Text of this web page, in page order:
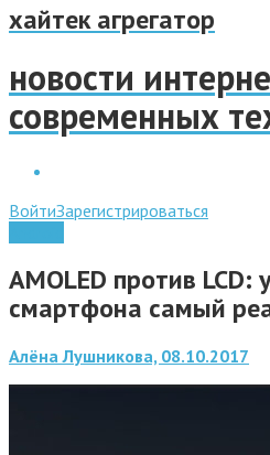
хайтек агрегатор
новости
современных
ВойтиЗарегистрироваться
AMOLED против LCD:
смартфона самый
Алёна Лушникова, 08.10.2017